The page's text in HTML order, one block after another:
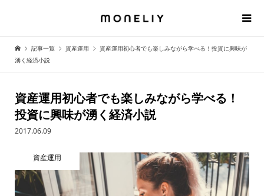
記事一覧 資産運用
資産運用初心者でも楽しみながら学べる！投資に興味が
湧く経済小説
資産運用初心者でも楽しみながら学べる！
投資に興味が湧く経済小説
2017.06.09
資産運用